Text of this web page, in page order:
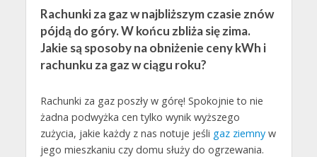
Rachunki za gaz w najbliższym czasie znów
pójdą do góry. W końcu zbliża się zima.
Jakie są sposoby na obniżenie ceny kWh i
rachunku za gaz w ciągu roku?
Rachunki za gaz poszły w górę! Spokojnie to nie
żadna podwyżka cen tylko wynik wyższego
zużycia, jakie każdy z nas notuje jeśli gaz ziemnyw
jego mieszkaniu czy domu służy do ogrzewania.